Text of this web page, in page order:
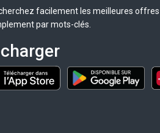
facilement les meilleures
par mots-clés.